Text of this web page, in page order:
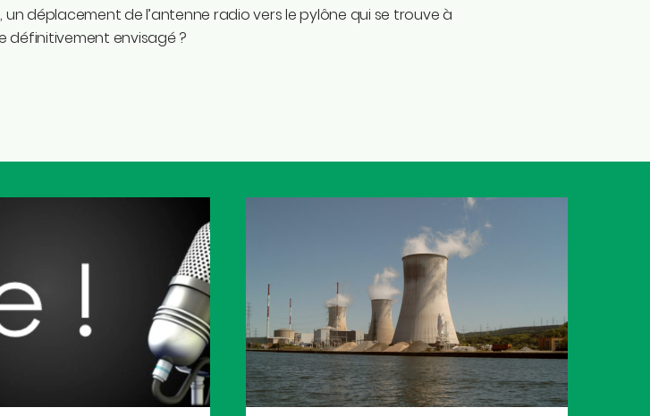
un déplacement de l’antenne radio vers le pylône qui se trouve à
définitivement envisagé ?